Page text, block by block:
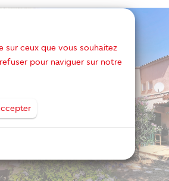
ceux que vous souhaitez
pour naviguer sur notre